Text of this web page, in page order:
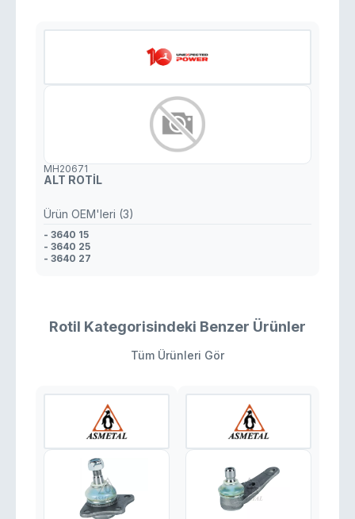
MH20671
ALT ROTİL
Ürün OEM'leri (3)
- 3640 15
- 3640 25
- 3640 27
Rotil Kategorisindeki Benzer Ürünler
Tüm Ürünleri Gör